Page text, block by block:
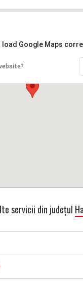
load Google Maps
servicii din județul